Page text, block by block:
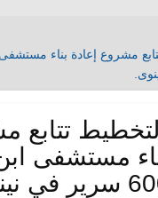
مشروع إعادة بناء
تتابع
مستشفى